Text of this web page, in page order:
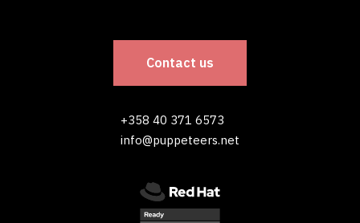
Contact us
+358 40 371 6573
info@puppeteers.net